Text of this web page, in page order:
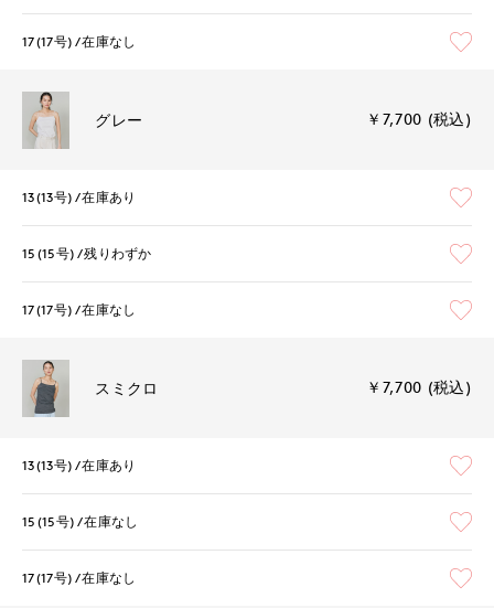
17(17号) 在庫なし
グレー ￥7,700 (税込)
13(13号) 在庫あり
15(15号) 残りわずか
17(17号) 在庫なし
スミクロ ￥7,700 (税込)
13(13号) 在庫あり
15(15号) 在庫なし
17(17号) 在庫なし